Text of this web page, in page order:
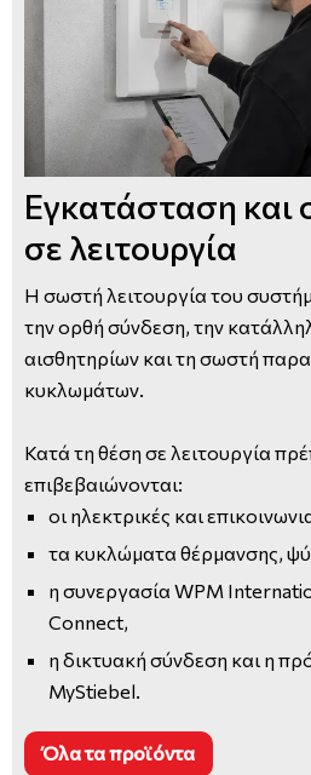
Εγκατάσταση και
σε λειτουργία
Η σωστή λειτουργία του
την ορθή σύνδεση, την
αισθητηρίων και τη σωστή
κυκλωμάτων.
Κατά τη θέση σε λειτουργία
επιβεβαιώνονται:
οι ηλεκτρικές και
τα κυκλώματα θέρμανσης,
η συνεργασία WPM
Connect,
η δικτυακή σύνδεση και η
MyStiebel.
Όλα τα προϊόντα